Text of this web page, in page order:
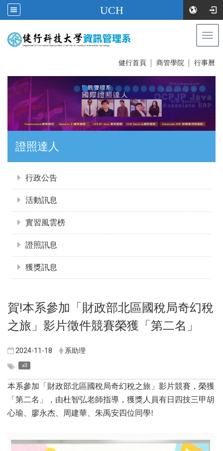
UCH
健行首頁 商管學院 行事曆
證照達人
行政公告
活動訊息
實習風雲榜
證照訊息
獲獎訊息
賀!本系參加「財政部北區國稅局奇幻稅
之旅」影片徵件競賽榮獲「第二名」
2024-11-18 系助理
all
本系參加「財政部北區國稅局奇幻稅之旅」影片競賽，榮獲
「第二名」，由杜智弘老師指導，獲獎人員有日四技三甲胡
心瑜、廖永杰、周建華、朱禹安四位同學!